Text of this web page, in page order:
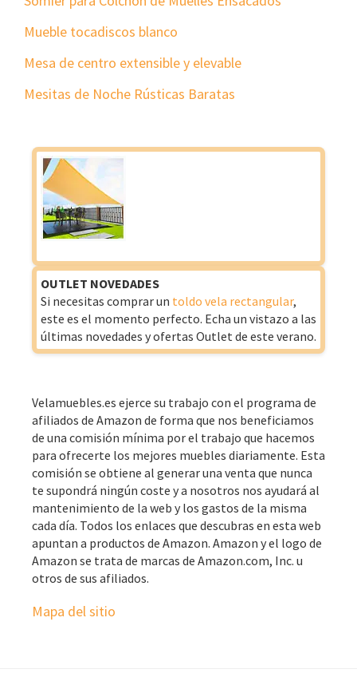
Mueble tocadiscos blanco
Mesa de centro extensible y elevable
Mesitas de Noche Rústicas Baratas
OUTLET NOVEDADES
Si necesitas comprar un toldo vela rectangular,
este es el momento perfecto. Echa un vistazo a las
últimas novedades y ofertas Outlet de este verano.
Velamuebles.es ejerce su trabajo con el programa de
afiliados de Amazon de forma que nos beneficiamos
de una comisión mínima por el trabajo que hacemos
para ofrecerte los mejores muebles diariamente. Esta
comisión se obtiene al generar una venta que nunca
te supondrá ningún coste y a nosotros nos ayudará al
mantenimiento de la web y los gastos de la misma
cada día. Todos los enlaces que descubras en esta web
apuntan a productos de Amazon. Amazon y el logo de
Amazon se trata de marcas de Amazon.com, Inc. u
otros de sus afiliados.
Mapa del sitio